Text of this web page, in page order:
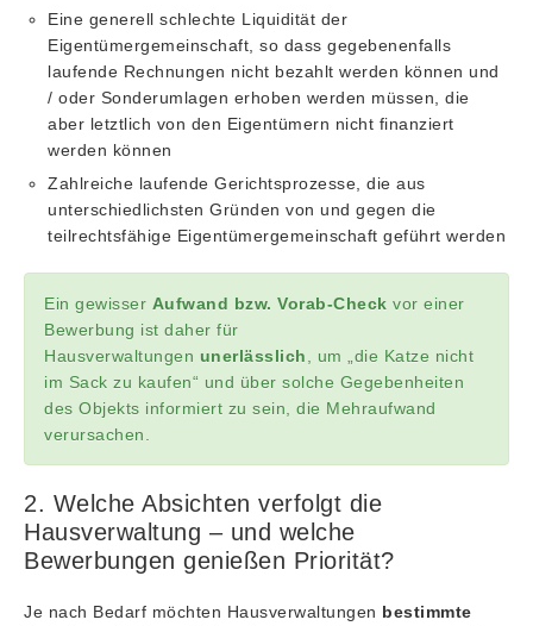
Eine generell schlechte Liquidität der
Eigentümergemeinschaft, so dass gegebenenfalls
laufende Rechnungen nicht bezahlt werden können und
/ oder Sonderumlagen erhoben werden müssen, die
aber letztlich von den Eigentümern nicht finanziert
werden können
Zahlreiche laufende Gerichtsprozesse, die aus
unterschiedlichsten Gründen von und gegen die
teilrechtsfähige Eigentümergemeinschaft geführt werden
Ein gewisser Aufwand bzw. Vorab-Check vor einer
Bewerbung ist daher für
Hausverwaltungen unerlässlich , um „die Katze nicht
im Sack zu kaufen“ und über solche Gegebenheiten
des Objekts informiert zu sein, die Mehraufwand
verursachen.
2. Welche Absichten verfolgt die
Hausverwaltung – und welche
Bewerbungen genießen Priorität?
Je nach Bedarf möchten Hausverwaltungen bestimmte